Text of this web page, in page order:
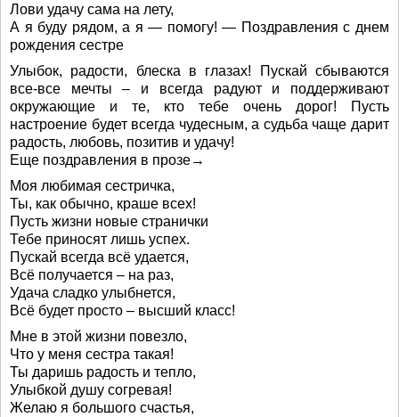
Лови удачу сама на лету,
А я буду рядом, а я — помогу! — Поздравления с днем
рождения сестре
Улыбок, радости, блеска в глазах! Пускай сбываются
все-все мечты – и всегда радуют и поддерживают
окружающие и те, кто тебе очень дорог! Пусть
настроение будет всегда чудесным, а судьба чаще дарит
радость, любовь, позитив и удачу!
Еще поздравления в прозе→
Моя любимая сестричка,
Ты, как обычно, краше всех!
Пусть жизни новые странички
Тебе приносят лишь успех.
Пускай всегда всё удается,
Всё получается – на раз,
Удача сладко улыбнется,
Всё будет просто – высший класс!
Мне в этой жизни повезло,
Что у меня сестра такая!
Ты даришь радость и тепло,
Улыбкой душу согревая!
Желаю я большого счастья,